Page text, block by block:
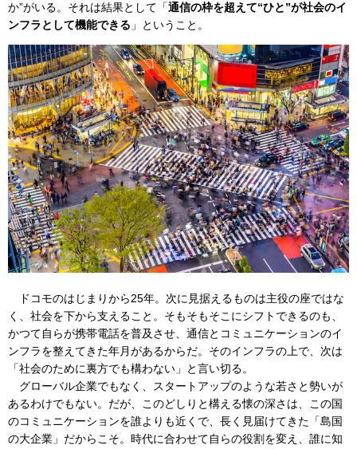
か”がいる。それは結果として「通信の枠を超えて“ひと”が社会のイ
ンフラとして機能できる 」ということ。
ドコモのはじまりから25年。次に見据えるものは主役の座ではな
く、社会を下から支えること。そもそもそこにシフトできるのも、
かつて自らが携帯電話を普及させ、通信とコミュニケーションのイ
ンフラを整えてきた年月があるからだ。そのインフラの上で、次は
「社会のために裏方でも構わない」と言い切る。
グローバル企業でもなく、スタートアップのような若さと勢いが
あるわけでもない。だが、このどしりと構える懐の深さは、この国
のコミュニケーションを誰よりも近くで、長く見届けてきた「島国
の大企業」だからこそ。時代に合わせて自らの役割を変え、誰に知